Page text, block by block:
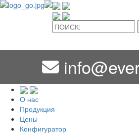
О нас
Продукция
Цены
Конфигуратор